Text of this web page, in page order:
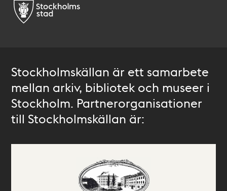
Stockholmskällan är ett samarbete
mellan arkiv, bibliotek och museer i
Stockholm. Partnerorganisationer
till Stockholmskällan är: